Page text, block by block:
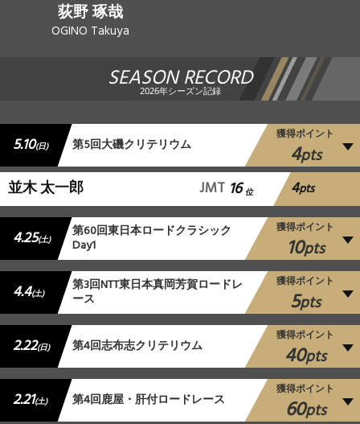
荻野 琢哉
OGINO Takuya
SEASON RECORD
2026年シーズン記録
5.10(日) 第5回大磯クリテリウム
獲得ポイント
4pts
並木 太一郎 JMT 16 位 4pts
4.25(土) 第60回東日本ロードクラシック
Day1
獲得ポイント
10pts
4.4(土) 第3回NTT東日本真岡芳賀ロードレ
ース
獲得ポイント
5pts
2.22(日) 第4回志布志クリテリウム
獲得ポイント
40pts
2.21(土) 第4回鹿屋・肝付ロードレース
獲得ポイント
60pts